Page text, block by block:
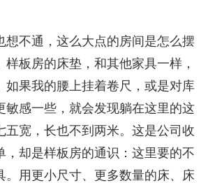
想不通，这么大点的房间是怎么摆
板房的床垫，和其他家具一样，
如果我的腰上挂着卷尺，或是对库
敏感一些，就会发现躺在这里的这
五宽，长也不到两米。这是公司收
，却是样板房的通识：这里要的不
。用更小尺寸、更多数量的床、床